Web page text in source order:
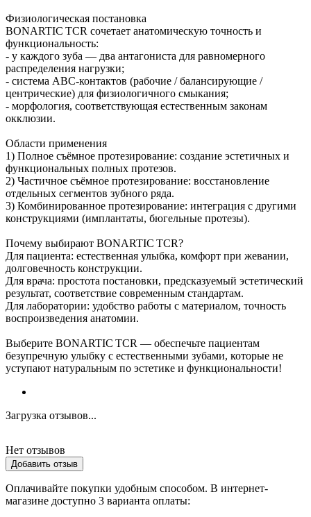
Физиологическая постановка
BONARTIC TCR сочетает анатомическую точность и
функциональность:
- у каждого зуба — два антагониста для равномерного
распределения нагрузки;
- система ABC‑контактов (рабочие / балансирующие /
центрические) для физиологичного смыкания;
- морфология, соответствующая естественным законам
окклюзии.
Области применения
1) Полное съёмное протезирование: создание эстетичных и
функциональных полных протезов.
2) Частичное съёмное протезирование: восстановление
отдельных сегментов зубного ряда.
3) Комбинированное протезирование: интеграция с другими
конструкциями (имплантаты, бюгельные протезы).
Почему выбирают BONARTIC TCR?
Для пациента: естественная улыбка, комфорт при жевании,
долговечность конструкции.
Для врача: простота постановки, предсказуемый эстетический
результат, соответствие современным стандартам.
Для лаборатории: удобство работы с материалом, точность
воспроизведения анатомии.
Выберите BONARTIC TCR — обеспечьте пациентам
безупречную улыбку с естественными зубами, которые не
уступают натуральным по эстетике и функциональности!
Загрузка отзывов...
Нет отзывов
Добавить отзыв
Оплачивайте покупки удобным способом. В интернет-
магазине доступно 3 варианта оплаты: